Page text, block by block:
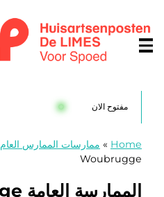
مفتوح الان
Home
» ممارسات الممارس العام
Woubrugge
الممارسة العامة Woubrugge